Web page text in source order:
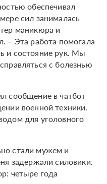
обеспечивал
сил занималась
маникюра и
– Эта работа помогала
и состояние рук. Мы
с болезнью
сообщение в чатбот
военной техники.
для уголовного
стали мужем и
задержали силовики.
четыре года